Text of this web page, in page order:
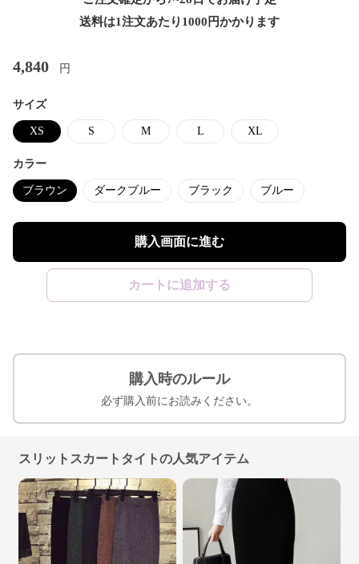
送料は1注文あたり 1000 円かかります
4,840 円
サイズ
XS S M L XL
カラー
ブラウン ダークブルー ブラック ブルー
購入画面に進む
カートに追加する
購入時のルール
必ず購入前にお読みください。
スリットスカートタイトの人気アイテム